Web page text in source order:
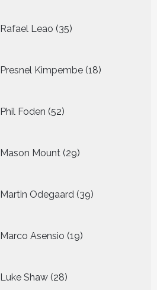
Rafael Leao 35
producten
Presnel Kimpembe 18
producten
Phil Foden 52
producten
Mason Mount 29
producten
Martin Odegaard 39
producten
Marco Asensio 19
producten
Luke Shaw 28
producten